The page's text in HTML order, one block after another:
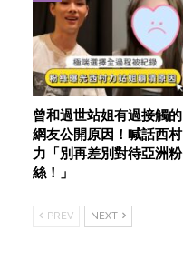
曾和過世站姐有過接觸的
網友公開原因！喊話西村
力「別再差別對待亞洲粉
絲！」
PREV NEXT